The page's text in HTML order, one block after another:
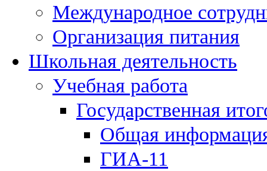
Международное
Организация питания
Школьная деятельность
Учебная работа
Государственная
Общая
ГИА-11